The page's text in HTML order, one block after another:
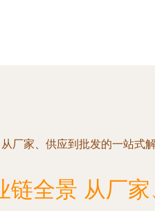
厂家、供应到批发的一站式
链全景 从厂